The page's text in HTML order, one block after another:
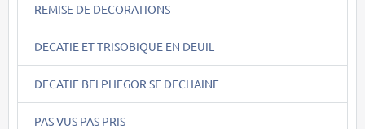
REMISE DE DECORATIONS
DECATIE ET TRISOBIQUE EN DEUIL
DECATIE BELPHEGOR SE DECHAINE
PAS VUS PAS PRIS